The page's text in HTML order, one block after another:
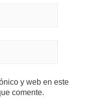
y web en este
comente.